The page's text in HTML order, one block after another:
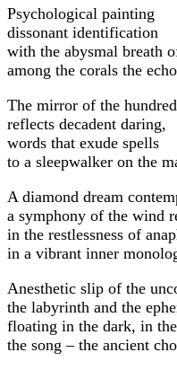
Psychological painting
dissonant identification
with the abysmal breath
among the corals the
The mirror of the
reflects decadent daring,
words that exude spells
to a sleepwalker on the
A diamond dream
a symphony of the wind
in the restlessness of
in a vibrant inner
Anesthetic slip of the
the labyrinth and the
floating in the dark, in
the song – the ancient